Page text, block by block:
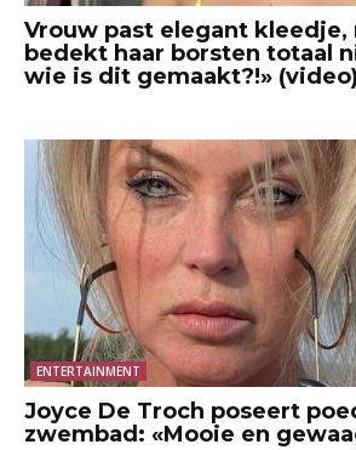
Vrouw past elegant kleedje,
bedekt haar borsten totaal
wie is dit gemaakt?!» (video)
ENTERTAINMENT
Joyce De Troch poseert
zwembad: «Mooie en